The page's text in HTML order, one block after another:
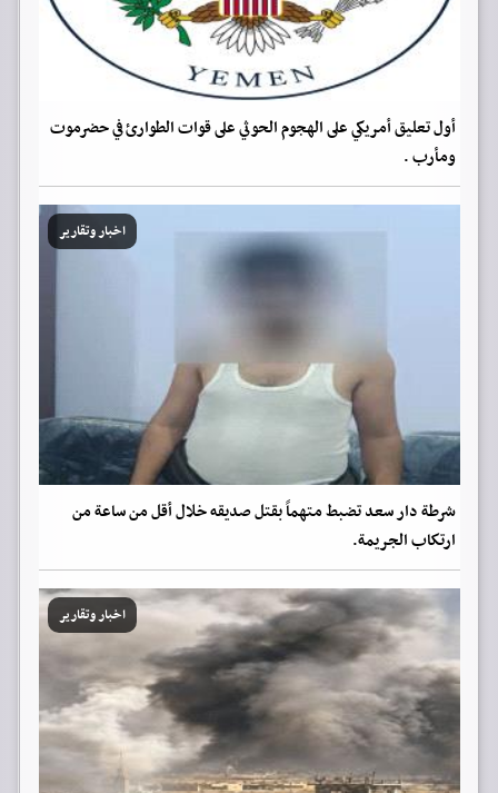
أول تعليق أمريكي على الهجوم الحوثي على قوات الطوارئ في حضرموت
ومأرب .
اخبار وتقارير
شرطة دار سعد تضبط متهماً بقتل صديقه خلال أقل من ساعة من
ارتكاب الجريمة.
اخبار وتقارير